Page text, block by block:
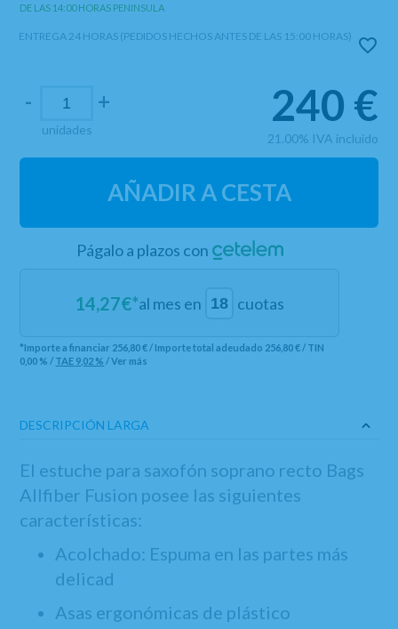
DE LAS 14:00 HORAS PENINSULA
ENTREGA 24 HORAS (PEDIDOS HECHOS ANTES DE LAS 15:00 HORAS)
-
unidades
+ 240 €
21.00% IVA incluido
AÑADIR A CESTA
Págalo a plazos con
14,27€*al mes en cuotas
*Importe a financiar 256,80 €/ Importe total adeudado 256,80 €/ TIN
0,00 % / TAE 9,02 % /Ver más
DESCRIPCIÓN LARGA
El estuche para saxofón soprano recto Bags
Allfiber Fusion posee las siguientes
características:
Acolchado: Espuma en las partes más
delicad
Asas ergonómicas de plástico